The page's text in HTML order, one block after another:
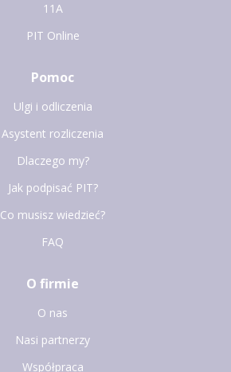
11A
PIT Online
Pomoc
Ulgi i odliczenia
Asystent rozliczenia
Dlaczego my?
Jak podpisać PIT?
Co musisz wiedzieć?
FAQ
O firmie
O nas
Nasi partnerzy
Współpraca